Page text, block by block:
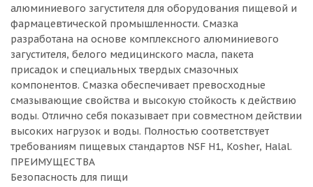
алюминиевого загустителя для оборудования пищевой и
фармацевтической промышленности. Смазка
разработана на основе комплексного алюминиевого
загустителя, белого медицинского масла, пакета
присадок и специальных твердых смазочных
компонентов. Смазка обеспечивает превосходные
смазывающие свойства и высокую стойкость к действию
воды. Отлично себя показывает при совместном действии
высоких нагрузок и воды. Полностью соответствует
требованиям пищевых стандартов NSF H1, Kosher, Halal.
ПРЕИМУЩЕСТВА
Безопасность для пищи